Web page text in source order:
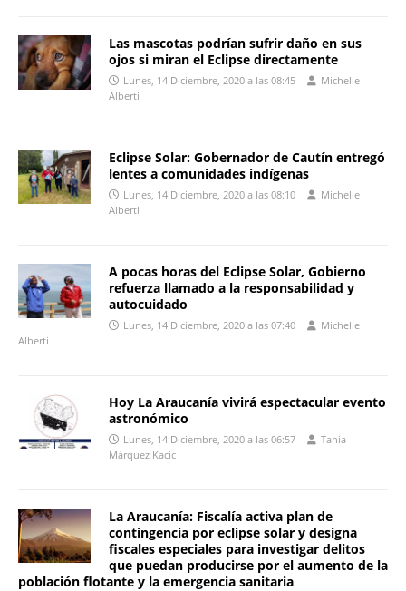
Las mascotas podrían sufrir daño en sus
ojos si miran el Eclipse directamente
Lunes, 14 Diciembre, 2020 a las 08:45
Michelle
Alberti
Eclipse Solar: Gobernador de Cautín entregó
lentes a comunidades indígenas
Lunes, 14 Diciembre, 2020 a las 08:10
Michelle
Alberti
A pocas horas del Eclipse Solar, Gobierno
refuerza llamado a la responsabilidad y
autocuidado
Lunes, 14 Diciembre, 2020 a las 07:40
Michelle
Alberti
Hoy La Araucanía vivirá espectacular evento
astronómico
Lunes, 14 Diciembre, 2020 a las 06:57
Tania
Márquez Kacic
La Araucanía: Fiscalía activa plan de
contingencia por eclipse solar y designa
fiscales especiales para investigar delitos
que puedan producirse por el aumento de la
población flotante y la emergencia sanitaria